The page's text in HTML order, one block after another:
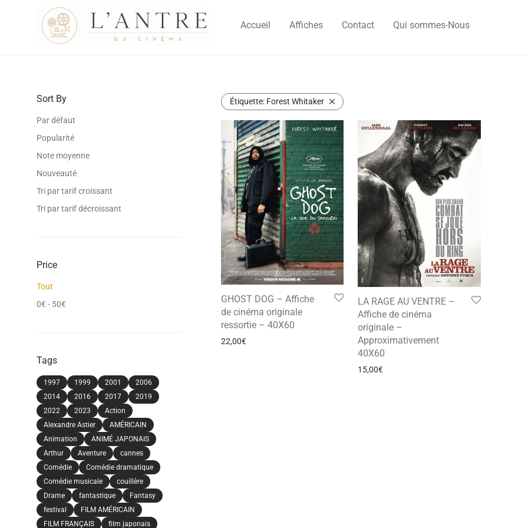
Accueil Affiches Contact Qui sommes-Nous
Sort By
Par défaut
Popularité
Note moyenne
Nouveauté
Tri par tarif croissant
Tri par tarif décroissant
Price
Tout
0€ - 50€
Tags
1997 1999 2001
2006
2014
2016 2017
2019
2022
2023
Action
Alexandre Astier
AMÉRICAIN
Animation
ANIMÉ JAPONAIS
Arthur
Aventure
cannes
Comédie
Comédie dramatique
Comédie musicale
couillère
Drame
fantastique
Fantasy
festival
FILM AMÉRICAIN
FILM FRANÇAIS
film japonais
Étiquette: Forest Whitaker
GHOST DOG – Affiche
de cinéma originale
ressortie – 40X60
22,00€
LA RAGE AU VENTRE –
Affiche de cinéma
originale –
Approximativement
40X60
15,00€